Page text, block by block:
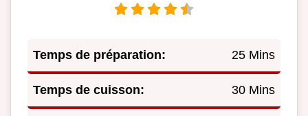
Temps de préparation: 25 Mins
Temps de cuisson: 30 Mins